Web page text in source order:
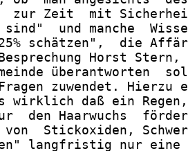
zur Zeit  mit
sind"  und manche
schätzen",  die
Horst
überantworten
zuwendet. Hierzu
wirklich daß ein
den Haarwuchs
von  Stickoxiden,
langfristig nur